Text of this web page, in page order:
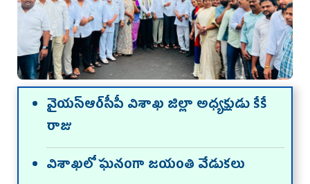
వైయ‌స్ఆర్‌సీపీ విశాఖ జిల్లా అధ్య‌క్షుడు కేకే
రాజు
విశాఖలో ఘనంగా జయంతి వేడుకలు